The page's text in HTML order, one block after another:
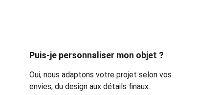
Puis-je personnaliser mon objet ?
Oui, nous adaptons votre projet selon vos
envies, du design aux détails finaux.